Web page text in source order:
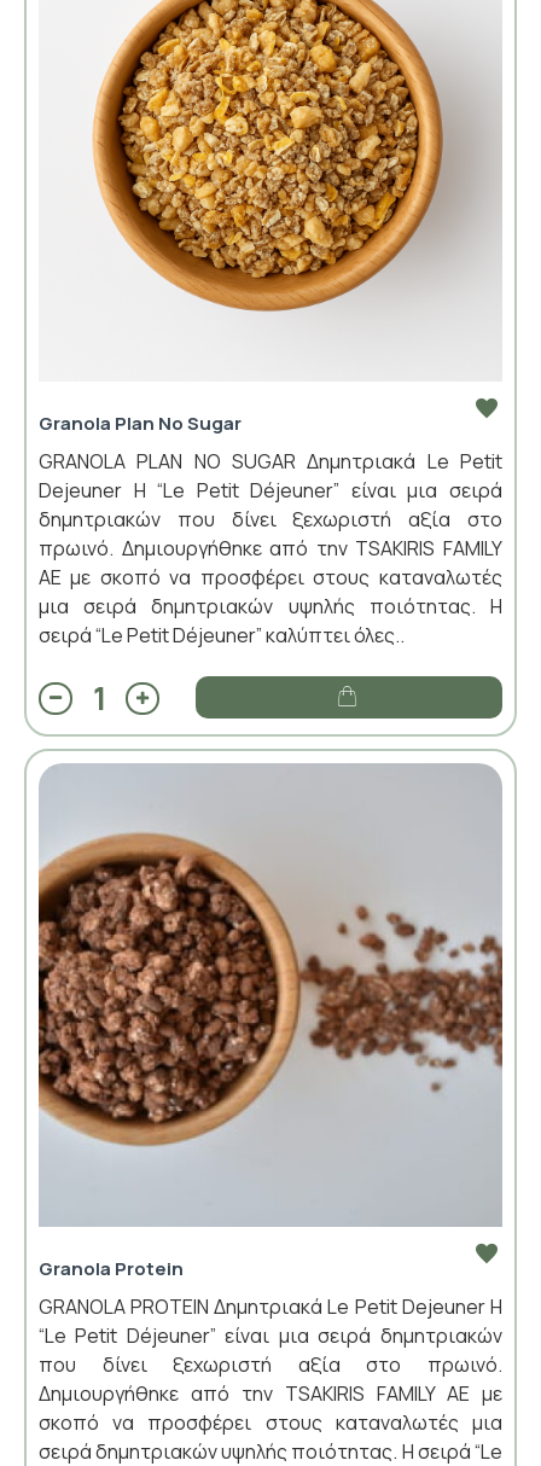
Granola Plan No Sugar
GRANOLA PLAN NO SUGAR Δημητριακά Le Petit
Dejeuner Η “Le Petit Déjeuner” είναι μια σειρά
δημητριακών που δίνει ξεχωριστή αξία στο
πρωινό. Δημιουργήθηκε από την TSAKIRIS FAMILY
ΑΕ με σκοπό να προσφέρει στους καταναλωτές
μια σειρά δημητριακών υψηλής ποιότητας. Η
σειρά “Le Petit Déjeuner” καλύπτει όλες..
Granola Protein
GRANOLA PROTEIN Δημητριακά Le Petit Dejeuner Η
“Le Petit Déjeuner” είναι μια σειρά δημητριακών
που δίνει ξεχωριστή αξία στο πρωινό.
Δημιουργήθηκε από την TSAKIRIS FAMILY ΑΕ με
σκοπό να προσφέρει στους καταναλωτές μια
σειρά δημητριακών υψηλής ποιότητας. Η σειρά “Le